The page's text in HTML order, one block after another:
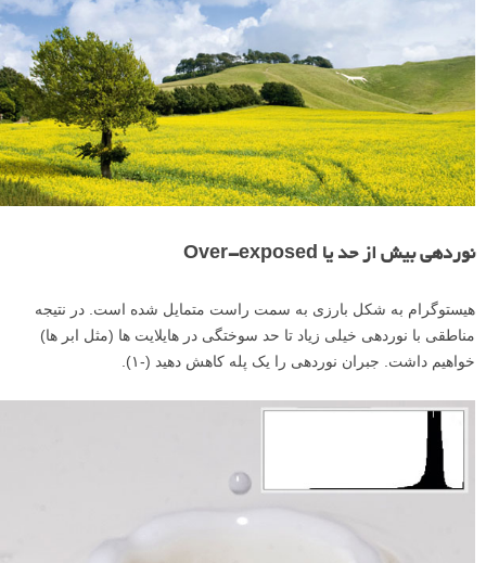
نوردهی بیش از حد یا Over-exposed
هیستوگرام به شکل بارزی به سمت راست متمایل شده است. در نتیجه
مناطقی با نوردهی خیلی زیاد تا حد سوختگی در هایلایت ها (مثل ابر ها)
خواهیم داشت. جبران نوردهی را یک پله کاهش دهید (-۱).